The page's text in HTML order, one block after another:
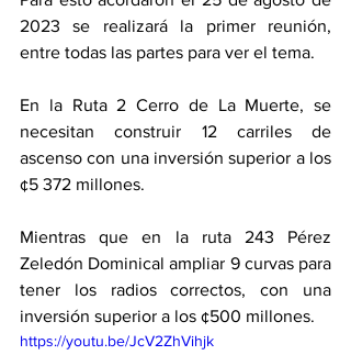
2023 se realizará la primer reunión,
entre todas las partes para ver el tema.
En la Ruta 2 Cerro de La Muerte, se
necesitan construir 12 carriles de
ascenso con una inversión superior a los
¢5 372 millones.
Mientras que en la ruta 243 Pérez
Zeledón Dominical ampliar 9 curvas para
tener los radios correctos, con una
inversión superior a los ¢500 millones.
https://youtu.be/JcV2ZhVihjk